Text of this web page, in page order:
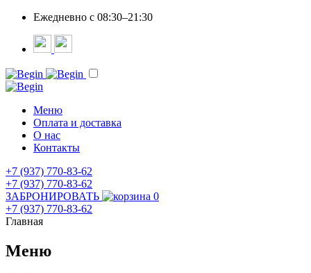
Ежедневно c 08:30–21:30
Меню
Оплата и доставка
О нас
Контакты
+7 (937) 770-83-62
+7 (937) 770-83-62
ЗАБРОНИРОВАТЬ
0
+7 (937) 770-83-62
Главная
Меню